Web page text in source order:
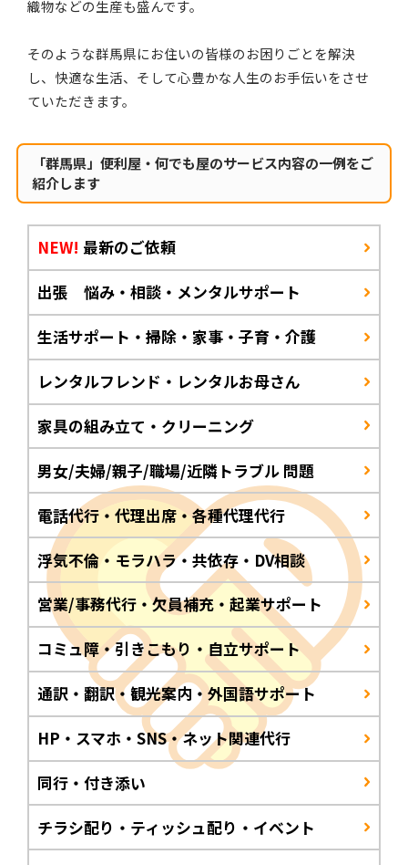
織物などの生産も盛んです。
そのような群馬県にお住いの皆様のお困りごとを解決
し、快適な生活、そして心豊かな人生のお手伝いをさせ
ていただきます。
「群馬県」便利屋・何でも屋のサービス内容の一例をご
紹介します
NEW! 最新のご依頼
出張 悩み・相談・メンタルサポート
生活サポート・掃除・家事・子育・介護
レンタルフレンド・レンタルお母さん
家具の組み立て・クリーニング
男女/夫婦/親子/職場/近隣トラブル 問題
電話代行・代理出席・各種代理代行
浮気不倫・モラハラ・共依存・DV相談
営業/事務代行・欠員補充・起業サポート
コミュ障・引きこもり・自立サポート
通訳・翻訳・観光案内・外国語サポート
HP・スマホ・SNS・ネット関連代行
同行・付き添い
チラシ配り・ティッシュ配り・イベント